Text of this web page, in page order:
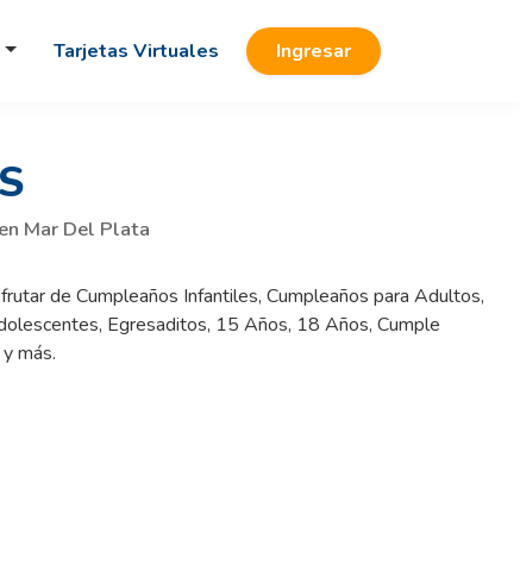
Tarjetas Virtuales Ingresar
Mar Del Plata
de Cumpleaños Infantiles, Cumpleaños para Adultos,
Egresaditos, 15 Años, 18 Años, Cumple
más.